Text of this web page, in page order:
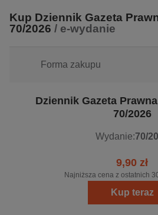
Kup Dziennik Gazeta
70/2026 / e-wydanie
Forma zakupu
Dziennik Gazeta
70/2026
Wydanie:70/
9,90 zł
Najniższa cena z ostatnich
Kup teraz